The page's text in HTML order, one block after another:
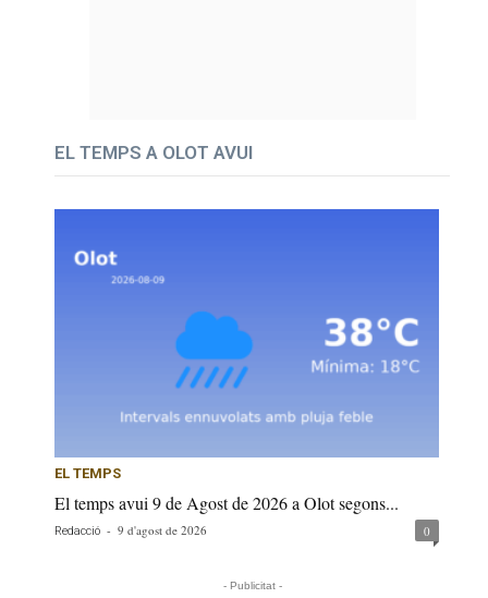
EL TEMPS A OLOT AVUI
EL TEMPS
El temps avui 9 de Agost de 2026 a Olot segons...
Redacció - 9 d'agost de 2026 0
- Publicitat -